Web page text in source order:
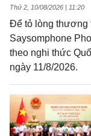
Thứ 2, 10/08/2026 | 11:20
Để tỏ lòng thương
Saysomphone
theo nghi thức
ngày 11/8/2026.